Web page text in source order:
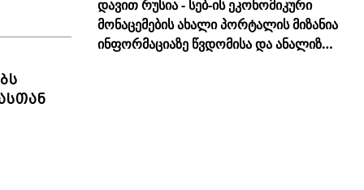
დავით რუსია - სებ-ის ეკონომიკური
მონაცემების ახალი პორტალის მიზანია
ინფორმაციაზე წვდომისა და ანალიზის